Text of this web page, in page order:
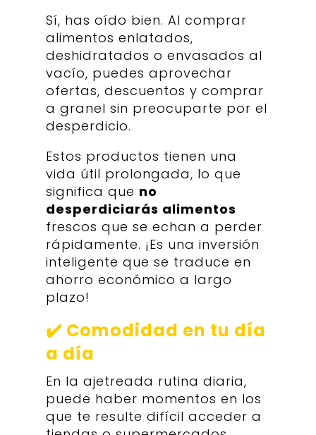
Sí, has oído bien. Al comprar
alimentos enlatados,
deshidratados o envasados al
vacío, puedes aprovechar
ofertas, descuentos y comprar
a granel sin preocuparte por el
desperdicio.
Estos productos tienen una
vida útil prolongada, lo que
significa que no
desperdiciarás alimentos
frescos que se echan a perder
rápidamente. ¡Es una inversión
inteligente que se traduce en
ahorro económico a largo
plazo!
✔️ Comodidad en tu día
a día
En la ajetreada rutina diaria,
puede haber momentos en los
que te resulte difícil acceder a